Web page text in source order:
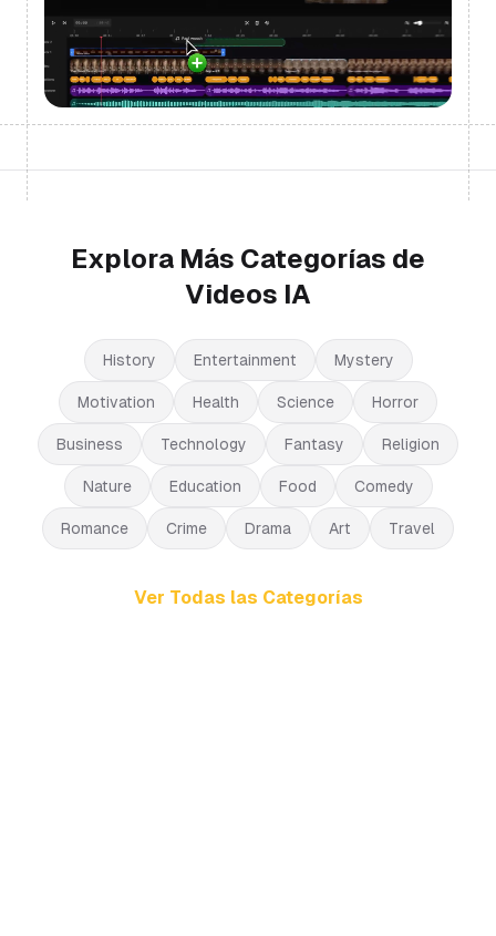
Explora Más Categorías de
Videos IA
History Entertainment Mystery
Motivation Health Science Horror
Business Technology Fantasy Religion
Nature Education Food Comedy
Romance Crime Drama Art Travel
Ver Todas las Categorías